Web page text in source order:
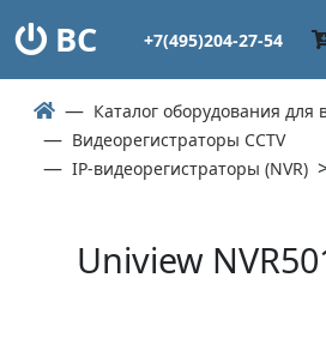
ВС +7(495)204-27-54
Каталог оборудования
Видеорегистраторы CCTV
IP-видеорегистраторы (NVR)
Uniview